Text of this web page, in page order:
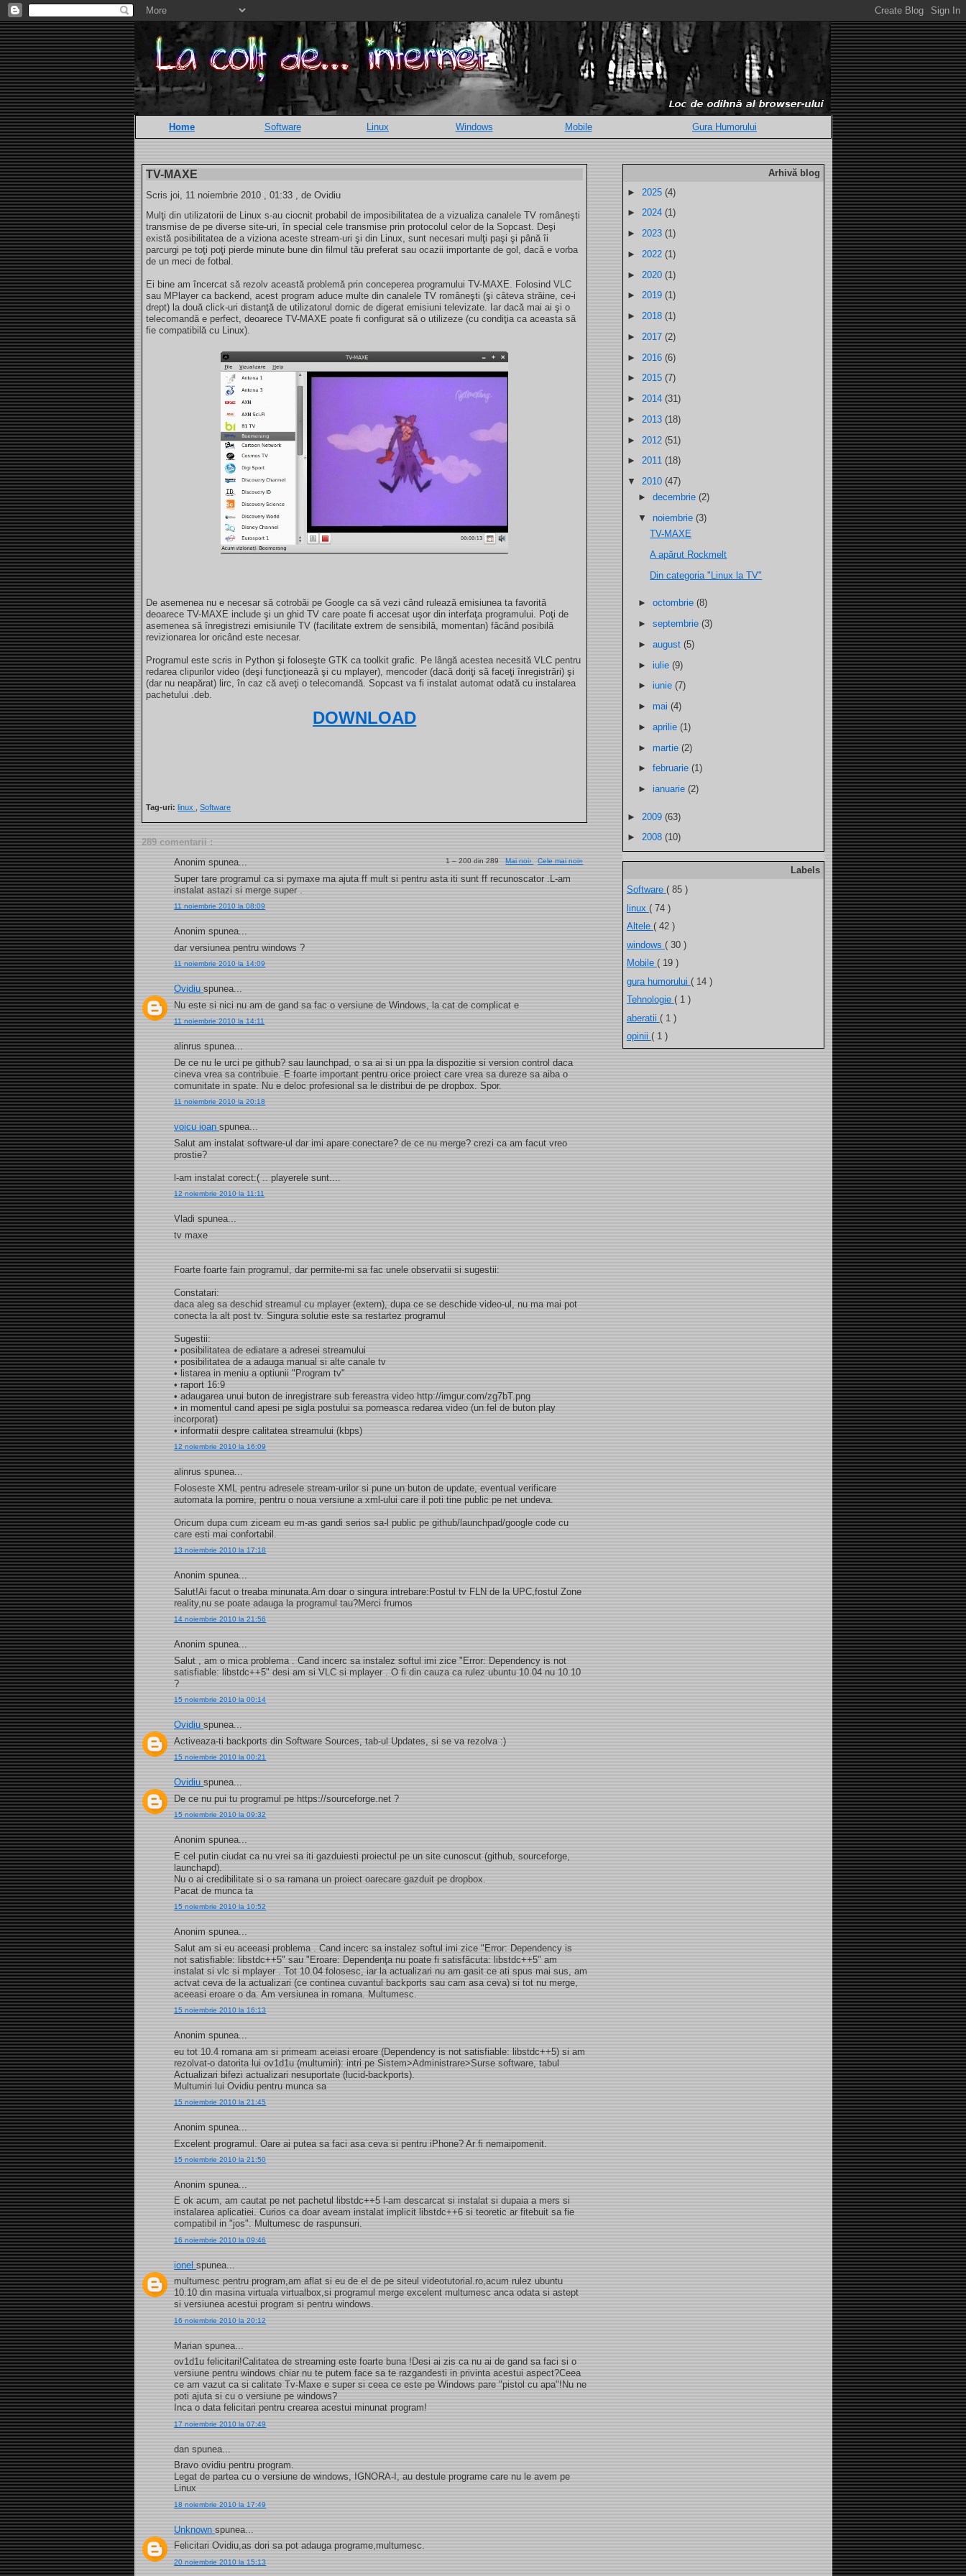
Home Software Linux Windows Mobile Gura Humorului
TV-MAXE
Scris joi, 11 noiembrie 2010 , 01:33 , de Ovidiu
Mulţi din utilizatorii de Linux s-au ciocnit probabil de imposibilitatea de a vizualiza canalele TV româneşti
transmise de pe diverse site-uri, în special cele transmise prin protocolul celor de la Sopcast. Deşi
există posibilitatea de a viziona aceste stream-uri şi din Linux, sunt necesari mulţi paşi şi până îi
parcurgi pe toţi poţi pierde minute bune din filmul tău preferat sau ocazii importante de gol, dacă e vorba
de un meci de fotbal.
Ei bine am încercat să rezolv această problemă prin conceperea programului TV-MAXE. Folosind VLC
sau MPlayer ca backend, acest program aduce multe din canalele TV româneşti (şi câteva străine, ce-i
drept) la două click-uri distanţă de utilizatorul dornic de digerat emisiuni televizate. Iar dacă mai ai şi o
telecomandă e perfect, deoarece TV-MAXE poate fi configurat să o utilizeze (cu condiţia ca aceasta să
fie compatibilă cu Linux).
De asemenea nu e necesar să cotrobăi pe Google ca să vezi când rulează emisiunea ta favorită
deoarece TV-MAXE include şi un ghid TV care poate fi accesat uşor din interfaţa programului. Poţi de
asemenea să înregistrezi emisiunile TV (facilitate extrem de sensibilă, momentan) făcând posibilă
revizionarea lor oricând este necesar.
Programul este scris in Python şi foloseşte GTK ca toolkit grafic. Pe lângă acestea necesită VLC pentru
redarea clipurilor video (deşi funcţionează şi cu mplayer), mencoder (dacă doriţi să faceţi înregistrări) şi
(dar nu neapărat) lirc, în caz că aveţi o telecomandă. Sopcast va fi instalat automat odată cu instalarea
pachetului .deb.
DOWNLOAD
Tag-uri: linux ,Software
289 comentarii :
1 – 200 din 289Mai noi› Cele mai noi»
Anonim spunea...
Super tare programul ca si pymaxe ma ajuta ff mult si pentru asta iti sunt ff recunoscator .L-am
instalat astazi si merge super .
11 noiembrie 2010 la 08:09
Anonim spunea...
dar versiunea pentru windows ?
11 noiembrie 2010 la 14:09
Ovidiuspunea...
Nu este si nici nu am de gand sa fac o versiune de Windows, la cat de complicat e
11 noiembrie 2010 la 14:11
alinrus spunea...
De ce nu le urci pe github? sau launchpad, o sa ai si un ppa la dispozitie si version control daca
cineva vrea sa contribuie. E foarte important pentru orice proiect care vrea sa dureze sa aiba o
comunitate in spate. Nu e deloc profesional sa le distribui de pe dropbox. Spor.
11 noiembrie 2010 la 20:18
voicu ioanspunea...
Salut am instalat software-ul dar imi apare conectare? de ce nu merge? crezi ca am facut vreo
prostie?
l-am instalat corect:( .. playerele sunt....
12 noiembrie 2010 la 11:11
Vladi spunea...
tv maxe
Foarte foarte fain programul, dar permite-mi sa fac unele observatii si sugestii:
Constatari:
daca aleg sa deschid streamul cu mplayer (extern), dupa ce se deschide video-ul, nu ma mai pot
conecta la alt post tv. Singura solutie este sa restartez programul
Sugestii:
• posibilitatea de ediatare a adresei streamului
• posibilitatea de a adauga manual si alte canale tv
• listarea in meniu a optiunii "Program tv"
• raport 16:9
• adaugarea unui buton de inregistrare sub fereastra video http://imgur.com/zg7bT.png
• in momentul cand apesi pe sigla postului sa porneasca redarea video (un fel de buton play
incorporat)
• informatii despre calitatea streamului (kbps)
12 noiembrie 2010 la 16:09
alinrus spunea...
Foloseste XML pentru adresele stream-urilor si pune un buton de update, eventual verificare
automata la pornire, pentru o noua versiune a xml-ului care il poti tine public pe net undeva.
Oricum dupa cum ziceam eu m-as gandi serios sa-l public pe github/launchpad/google code cu
care esti mai confortabil.
13 noiembrie 2010 la 17:18
Anonim spunea...
Salut!Ai facut o treaba minunata.Am doar o singura intrebare:Postul tv FLN de la UPC,fostul Zone
reality,nu se poate adauga la programul tau?Merci frumos
14 noiembrie 2010 la 21:56
Anonim spunea...
Salut , am o mica problema . Cand incerc sa instalez softul imi zice "Error: Dependency is not
satisfiable: libstdc++5" desi am si VLC si mplayer . O fi din cauza ca rulez ubuntu 10.04 nu 10.10
?
15 noiembrie 2010 la 00:14
Ovidiuspunea...
Activeaza-ti backports din Software Sources, tab-ul Updates, si se va rezolva :)
15 noiembrie 2010 la 00:21
Ovidiuspunea...
De ce nu pui tu programul pe https://sourceforge.net ?
15 noiembrie 2010 la 09:32
Anonim spunea...
E cel putin ciudat ca nu vrei sa iti gazduiesti proiectul pe un site cunoscut (github, sourceforge,
launchapd).
Nu o ai credibilitate si o sa ramana un proiect oarecare gazduit pe dropbox.
Pacat de munca ta
15 noiembrie 2010 la 10:52
Anonim spunea...
Salut am si eu aceeasi problema . Cand incerc sa instalez softul imi zice "Error: Dependency is
not satisfiable: libstdc++5" sau "Eroare: Dependenţa nu poate fi satisfăcuta: libstdc++5" am
instalat si vlc si mplayer . Tot 10.04 folosesc, iar la actualizari nu am gasit ce ati spus mai sus, am
actvat ceva de la actualizari (ce continea cuvantul backports sau cam asa ceva) si tot nu merge,
aceeasi eroare o da. Am versiunea in romana. Multumesc.
15 noiembrie 2010 la 16:13
Anonim spunea...
eu tot 10.4 romana am si primeam aceiasi eroare (Dependency is not satisfiable: libstdc++5) si am
rezolvat-o datorita lui ov1d1u (multumiri): intri pe Sistem>Administrare>Surse software, tabul
Actualizari bifezi actualizari nesuportate (lucid-backports).
Multumiri lui Ovidiu pentru munca sa
15 noiembrie 2010 la 21:45
Anonim spunea...
Excelent programul. Oare ai putea sa faci asa ceva si pentru iPhone? Ar fi nemaipomenit.
15 noiembrie 2010 la 21:50
Anonim spunea...
E ok acum, am cautat pe net pachetul libstdc++5 l-am descarcat si instalat si dupaia a mers si
instalarea aplicatiei. Curios ca doar aveam instalat implicit libstdc++6 si teoretic ar fitebuit sa fie
compatibil in "jos". Multumesc de raspunsuri.
16 noiembrie 2010 la 09:46
ionelspunea...
multumesc pentru program,am aflat si eu de el de pe siteul videotutorial.ro,acum rulez ubuntu
10.10 din masina virtuala virtualbox,si programul merge excelent multumesc anca odata si astept
si versiunea acestui program si pentru windows.
16 noiembrie 2010 la 20:12
Marian spunea...
ov1d1u felicitari!Calitatea de streaming este foarte buna !Desi ai zis ca nu ai de gand sa faci si o
versiune pentru windows chiar nu te putem face sa te razgandesti in privinta acestui aspect?Ceea
ce am vazut ca si calitate Tv-Maxe e super si ceea ce este pe Windows pare "pistol cu apa"!Nu ne
poti ajuta si cu o versiune pe windows?
Inca o data felicitari pentru crearea acestui minunat program!
17 noiembrie 2010 la 07:49
dan spunea...
Bravo ovidiu pentru program.
Legat de partea cu o versiune de windows, IGNORA-I, au destule programe care nu le avem pe
Linux
18 noiembrie 2010 la 17:49
Unknownspunea...
Felicitari Ovidiu,as dori sa pot adauga programe,multumesc.
20 noiembrie 2010 la 15:13
Arhivă blog
► 2025 (4)
► 2024 (1)
► 2023 (1)
► 2022 (1)
► 2020 (1)
► 2019 (1)
► 2018 (1)
► 2017 (2)
► 2016 (6)
► 2015 (7)
► 2014 (31)
► 2013 (18)
► 2012 (51)
► 2011 (18)
▼ 2010 (47)
►decembrie(2)
▼noiembrie(3)
TV-MAXE
A apărut Rockmelt
Din categoria "Linux la TV"
►octombrie(8)
►septembrie(3)
►august(5)
►iulie(9)
►iunie(7)
►mai(4)
►aprilie(1)
►martie(2)
►februarie(1)
►ianuarie(2)
► 2009 (63)
► 2008 (10)
Labels
Software ( 85 )
linux ( 74 )
Altele ( 42 )
windows ( 30 )
Mobile ( 19 )
gura humorului ( 14 )
Tehnologie ( 1 )
aberatii ( 1 )
opinii ( 1 )